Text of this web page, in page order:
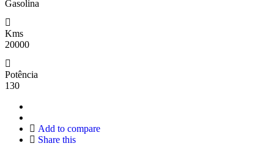
Gasolina
Kms
20000
Potência
130
Add to compare
Share this